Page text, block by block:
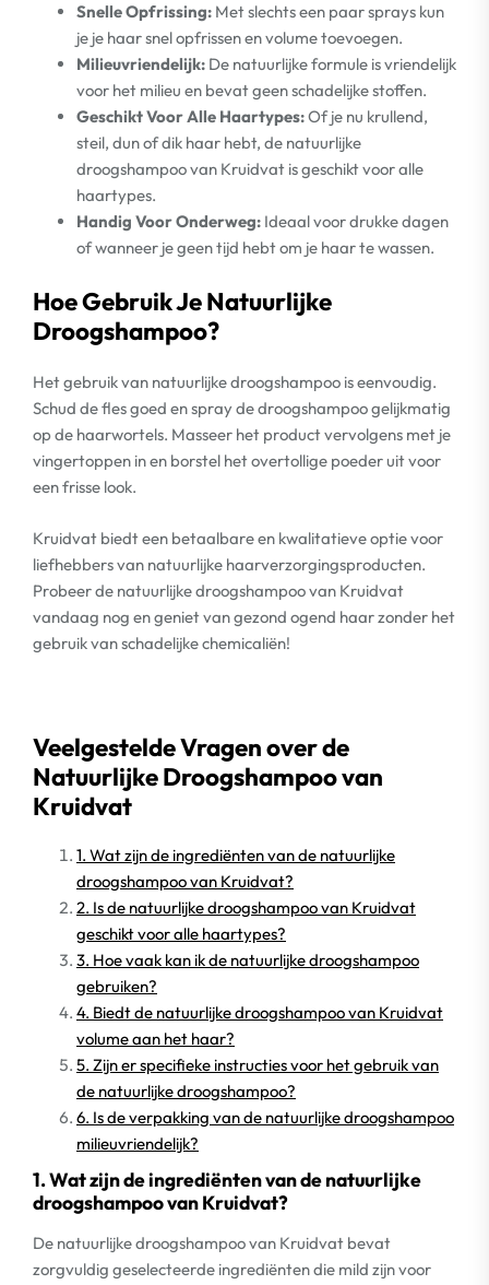
Snelle Opfrissing: Met slechts een paar sprays kun
je je haar snel opfrissen en volume toevoegen.
Milieuvriendelijk: De natuurlijke formule is vriendelijk
voor het milieu en bevat geen schadelijke stoffen.
Geschikt Voor Alle Haartypes:Of je nu krullend,
steil, dun of dik haar hebt, de natuurlijke
droogshampoo van Kruidvat is geschikt voor alle
haartypes.
Handig Voor Onderweg: Ideaal voor drukke dagen
of wanneer je geen tijd hebt om je haar te wassen.
Hoe Gebruik Je Natuurlijke
Droogshampoo?
Het gebruik van natuurlijke droogshampoo is eenvoudig.
Schud de fles goed en spray de droogshampoo gelijkmatig
op de haarwortels. Masseer het product vervolgens met je
vingertoppen in en borstel het overtollige poeder uit voor
een frisse look.
Kruidvat biedt een betaalbare en kwalitatieve optie voor
liefhebbers van natuurlijke haarverzorgingsproducten.
Probeer de natuurlijke droogshampoo van Kruidvat
vandaag nog en geniet van gezond ogend haar zonder het
gebruik van schadelijke chemicaliën!
Veelgestelde Vragen over de
Natuurlijke Droogshampoo van
Kruidvat
1. Wat zijn de ingrediënten van de natuurlijke
droogshampoo van Kruidvat?
2. Is de natuurlijke droogshampoo van Kruidvat
geschikt voor alle haartypes?
3. Hoe vaak kan ik de natuurlijke droogshampoo
gebruiken?
4. Biedt de natuurlijke droogshampoo van Kruidvat
volume aan het haar?
5. Zijn er specifieke instructies voor het gebruik van
de natuurlijke droogshampoo?
6. Is de verpakking van de natuurlijke droogshampoo
milieuvriendelijk?
1. Wat zijn de ingrediënten van de natuurlijke
droogshampoo van Kruidvat?
De natuurlijke droogshampoo van Kruidvat bevat
zorgvuldig geselecteerde ingrediënten die mild zijn voor